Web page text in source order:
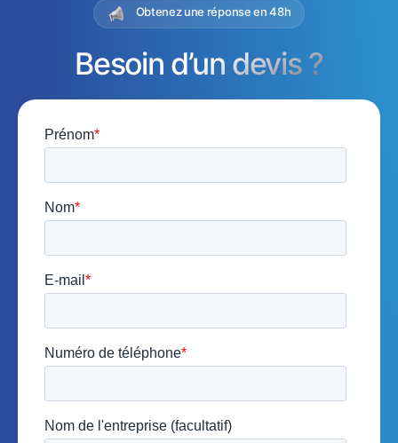
Obtenez une réponse en 48h
Besoin d’un devis ?